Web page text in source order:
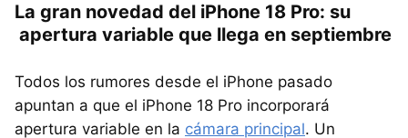
La gran novedad del iPhone 18 Pro: su
apertura variable que llega en septiembre
Todos los rumores desde el iPhone pasado
apuntan a que el iPhone 18 Pro incorporará
apertura variable en la cámara principal. Un